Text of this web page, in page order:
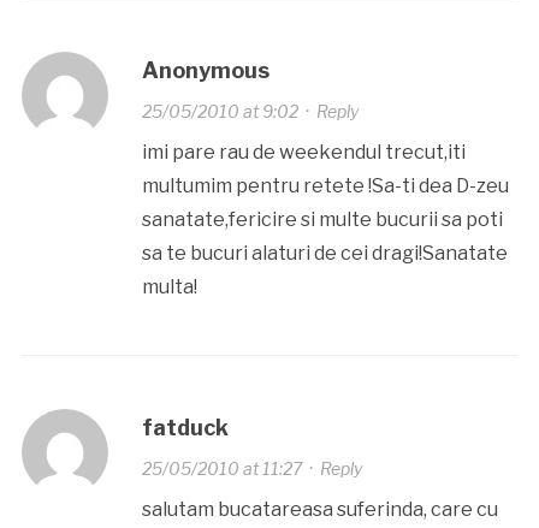
Anonymous
25/05/2010 at 9:02· Reply
imi pare rau de weekendul trecut,iti
multumim pentru retete !Sa-ti dea D-zeu
sanatate,fericire si multe bucurii sa poti
sa te bucuri alaturi de cei dragi!Sanatate
multa!
fatduck
25/05/2010 at 11:27· Reply
salutam bucatareasa suferinda, care cu